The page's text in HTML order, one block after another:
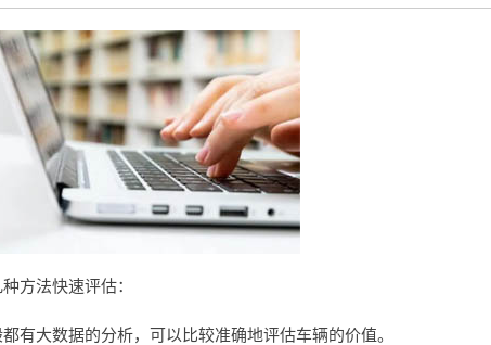
方法快速评估：
有大数据的分析，可以比较准确地评估车辆的价值。